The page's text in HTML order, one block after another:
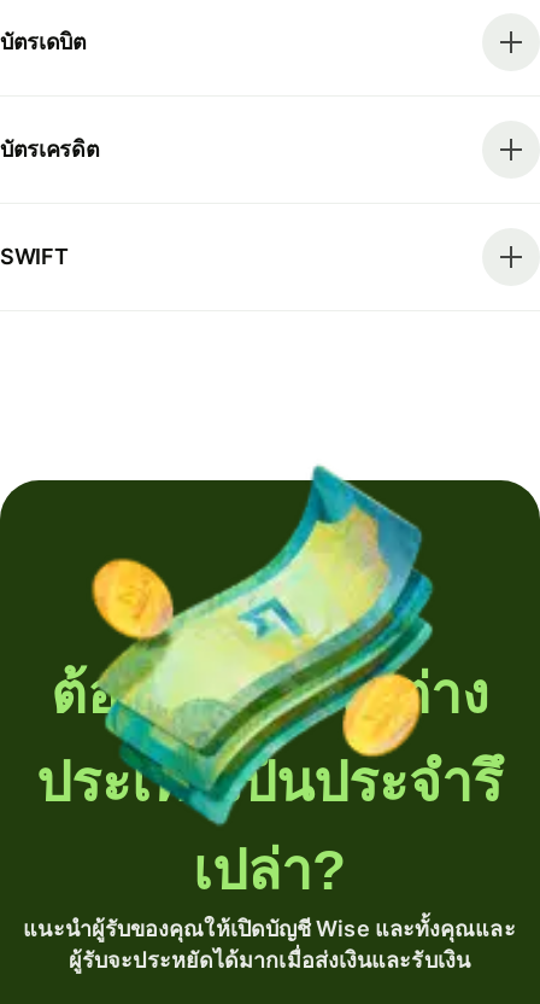
บัตรเดบิต
บัตรเครดิต
SWIFT
ต้องโอนเงินไปต่าง
ประเทศเป็นประจำรึ
เปล่า?
แนะนำผู้รับของคุณให้เปิดบัญชี Wise และทั้งคุณและ
ผู้รับจะประหยัดได้มากเมื่อส่งเงินและรับเงิน